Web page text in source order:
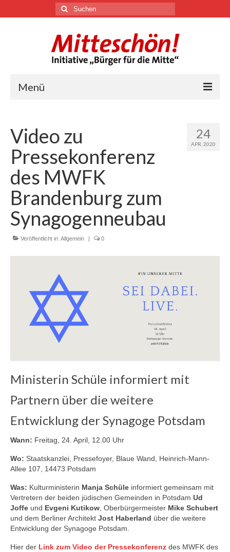
Suchen
nach:
Menü
Über uns
Themen
Youtube
Links
Blog
24
APR. 2020
Video zu
Pressekonferenz
des MWFK
Brandenburg zum
Synagogenneubau
Veröffentlicht in: Allgemein | 0
Ministerin Schüle informiert mit
Partnern über die weitere
Entwicklung der Synagoge Potsdam
Wann: Freitag, 24. April, 12.00 Uhr
Wo: Staatskanzlei, Pressefoyer, Blaue Wand, Heinrich-Mann-
Allee 107, 14473 Potsdam
Was: Kulturministerin Manja Schüle informiert gemeinsam mit
Vertretern der beiden jüdischen Gemeinden in Potsdam Ud
Joffe und Evgeni Kutikow , Oberbürgermeister Mike Schubert
und dem Berliner Architekt Jost Haberland über die weitere
Entwicklung der Synagoge Potsdam.
Hier der Link zum Video der Pressekonferenz des MWFK des